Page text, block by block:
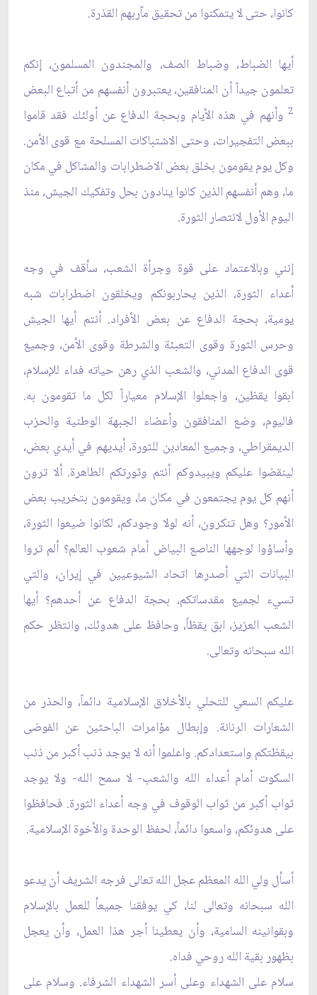
كانوا، حتى لا يتمكنوا من تحقيق مآربهم القذرة.
أيها الضباط، وضباط الصف، والمجندون المسلمون، إنكم
تعلمون جيداً أن المنافقين، يعتبرون أنفسهم من أتباع البعض
2وأنهم في هذه الأيام وبحجة الدفاع عن أولئك فقد قاموا
ببعض التفجيرات، وحتى الاشتباكات المسلحة مع قوى الأمن.
وكل يوم يقومون بخلق بعض الاضطرابات والمشاكل في مكان
ما، وهم أنفسهم الذين كانوا ينادون بحل وتفكيك الجيش، منذ
اليوم الأول لانتصار الثورة.
إنني وبالاعتماد على قوة وجرأة الشعب، سأقف في وجه
أعداء الثورة، الذين يحاربونكم ويخلقون اضطرابات شبه
يومية، بحجة الدفاع عن بعض الأفراد. أنتم أيها الجيش
وحرس الثورة وقوى التعبئة والشرطة وقوى الأمن، وجميع
قوى الدفاع المدني، والشعب الذي رهن حياته فداء للإسلام،
ابقوا يقظين، واجعلوا الإسلام معياراً لكل ما تقومون به.
فاليوم، وضع المنافقون وأعضاء الجبهة الوطنية والحزب
الديمقراطي، وجميع المعادين للثورة، أيديهم في أيدي بعض،
لينقضوا عليكم ويبيدوكم أنتم وثورتكم الطاهرة. ألا ترون
أنهم كل يوم يجتمعون في مكان ما، ويقومون بتخريب بعض
الأمور؟ وهل تنكرون، أنه لولا وجودكم، لكانوا ضيعوا الثورة،
وأساؤوا لوجهها الناصع البياض أمام شعوب العالم؟ ألم تروا
البيانات التي أصدرها اتحاد الشيوعيين في إيران، والتي
تسي‏ء لجميع مقدساتكم، بحجة الدفاع عن أحدهم؟ أيها
الشعب العزيز، ابق يقظاً، وحافظ على هدوئك، وانتظر حكم
الله سبحانه وتعالى.
عليكم السعي للتحلي بالأخلاق الإسلامية دائماً، والحذر من
الشعارات الرنانة. وإبطال مؤامرات الباحثين عن الفوضى
بيقظتكم واستعدادكم. واعلموا أنه لا يوجد ذنب أكبر من ذنب
السكوت أمام أعداء الله والشعب- لا سمح الله- ولا يوجد
ثواب أكبر من ثواب الوقوف في وجه أعداء الثورة. فحافظوا
على هدوئكم، واسعوا دائماً، لحفظ الوحدة والأخوة الإسلامية.
أسأل ولي الله المعظم عجل الله تعالى فرجه الشريف أن يدعو
الله سبحانه وتعالى لنا، كي يوفقنا جميعاُ للعمل بالإسلام
وبقوانينه السامية، وأن يعطينا أجر هذا العمل، وأن يعجل
بظهور بقية الله روحي فداه.
سلام على الشهداء وعلى أسر الشهداء الشرفاء. وسلام على